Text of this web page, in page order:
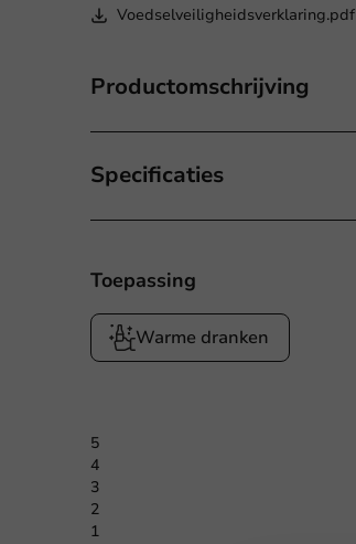
Voedselveiligheidsverklaring.pdf
Productomschrijving
Specificaties
Toepassing
Warme dranken
5
4
3
2
1